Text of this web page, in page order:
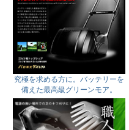
究極を求める方に。バッテリーを
備えた最高級グリーンモア。